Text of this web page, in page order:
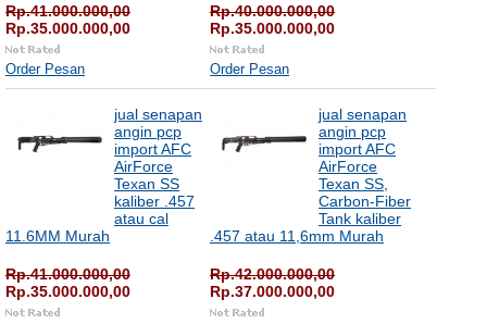
Rp.41.000.000,00
Rp.35.000.000,00
Order Pesan
Rp.40.000.000,00
Rp.35.000.000,00
Order Pesan
jual senapan
angin pcp
import AFC
AirForce
Texan SS
kaliber .457
atau cal
11.6MM Murah
Rp.41.000.000,00
Rp.35.000.000,00
jual senapan
angin pcp
import AFC
AirForce
Texan SS,
Carbon-Fiber
Tank kaliber
.457 atau 11,6mm Murah
Rp.42.000.000,00
Rp.37.000.000,00